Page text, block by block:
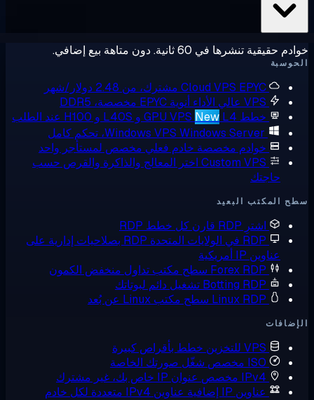
تنشرها في 60 ثانية. دون متاهة بيع إضافي.
Cloud VPSEPYC مشترك، من 2.48 دولار/شهر
VPS عالي الأداء
أنوية EPYC مخصصة، DDR5
خطط GPU VPS
New L4 و L40S و H100 عند الطلب
Windows VPS Windows Server، تحكم كامل
خوادم مخصصةخادم فعلي مخصص لمستأجر واحد
Custom VPS اختر المعالج والذاكرة والقرص حسب
حاجتك
المكتب البعيد
اشترِ RDP
قارن كل خطط RDP
RDP في الولايات المتحدة
RDP بصلاحيات إدارية على
عناوين IP أمريكية
Forex RDP سطح مكتب تداول منخفض الكمون
Botting RDP تشغيل دائم لبوتاتك
Linux RDPسطح مكتب Linux عن بُعد
VPS للتخزين
خطط بأقراص كبيرة
ISO مخصص
شغّل صورتك الخاصة
IPv4 مخصص
عنوان IP خاص بك، غير مشترك
عناوين IP إضافية
عناوين IPv4 متعددة لكل خادم